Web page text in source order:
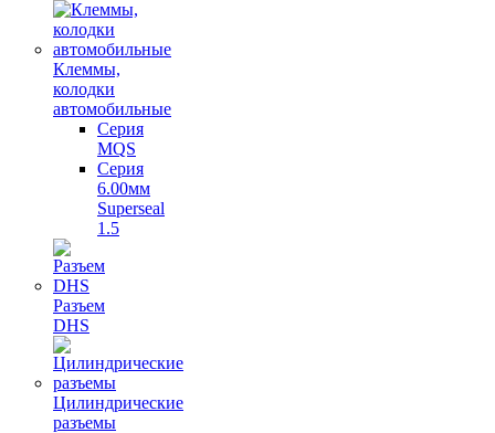
Клеммы,
колодки
автомобильные
Серия
MQS
Серия
6.00мм
Superseal
1.5
Разъем
DHS
Цилиндрические
разъемы